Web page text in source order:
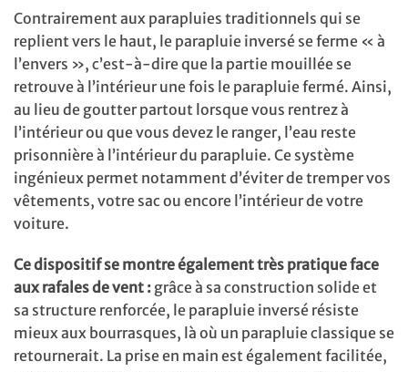
Contrairement aux parapluies traditionnels qui se
replient vers le haut, le parapluie inversé se ferme « à
l’envers », c’est-à-dire que la partie mouillée se
retrouve à l’intérieur une fois le parapluie fermé. Ainsi,
au lieu de goutter partout lorsque vous rentrez à
l’intérieur ou que vous devez le ranger, l’eau reste
prisonnière à l’intérieur du parapluie. Ce système
ingénieux permet notamment d’éviter de tremper vos
vêtements, votre sac ou encore l’intérieur de votre
voiture.
Ce dispositif se montre également très pratique face
aux rafales de vent : grâce à sa construction solide et
sa structure renforcée, le parapluie inversé résiste
mieux aux bourrasques, là où un parapluie classique se
retournerait. La prise en main est également facilitée,